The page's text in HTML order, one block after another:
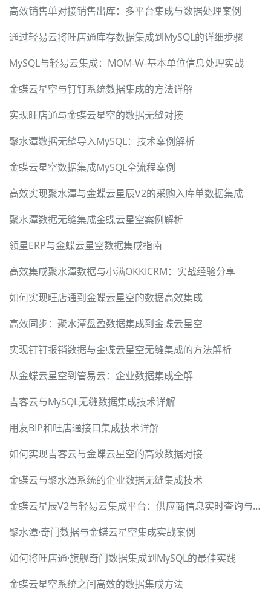
高效销售单对接销售出库：多平台集成与数据处理案例
通过轻易云将旺店通库存数据集成到MySQL的详细步骤
MySQL与轻易云集成：MOM-W-基本单位信息处理实战
金蝶云星空与钉钉系统数据集成的方法详解
实现旺店通与金蝶云星空的数据无缝对接
聚水潭数据无缝导入MySQL：技术案例解析
金蝶云星空数据集成MySQL全流程案例
高效实现聚水潭与金蝶云星辰V2的采购入库单数据集成
聚水潭数据无缝集成金蝶云星空案例解析
领星ERP与金蝶云星空数据集成指南
高效集成聚水潭数据与小满OKKICRM：实战经验分享
如何实现旺店通到金蝶云星空的数据高效集成
高效同步：聚水潭盘盈数据集成到金蝶云星空
实现钉钉报销数据与金蝶云星空无缝集成的方法解析
从金蝶云星空到管易云：企业数据集成全解
吉客云与MySQL无缝数据集成技术详解
用友BIP和旺店通接口集成技术详解
如何实现吉客云与金蝶云星空的高效数据对接
金蝶云与聚水潭系统的企业数据无缝集成技术
金蝶云星辰V2与轻易云集成平台：供应商信息实时查询与管理
聚水潭·奇门数据与金蝶云星空集成实战案例
如何将旺店通·旗舰奇门数据集成到MySQL的最佳实践
金蝶云星空系统之间高效的数据集成方法